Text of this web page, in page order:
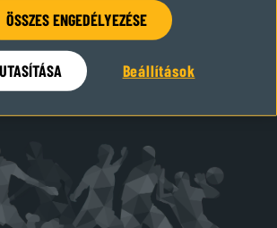
visszatérünk
ÖSSZES ENGEDÉLYEZÉSE
Beállítások